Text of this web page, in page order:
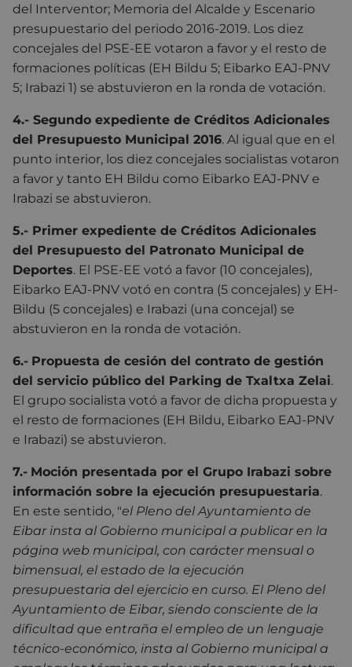
del Interventor; Memoria del Alcalde y Escenario
presupuestario del periodo 2016-2019. Los diez
concejales del PSE-EE votaron a favor y el resto de
formaciones políticas (EH Bildu 5; Eibarko EAJ-PNV
5; Irabazi 1) se abstuvieron en la ronda de votación.
4.- Segundo expediente de Créditos Adicionales
del Presupuesto Municipal 2016. Al igual que en el
punto interior, los diez concejales socialistas votaron
a favor y tanto EH Bildu como Eibarko EAJ-PNV e
Irabazi se abstuvieron.
5.- Primer expediente de Créditos Adicionales
del Presupuesto del Patronato Municipal de
Deportes. El PSE-EE votó a favor (10 concejales),
Eibarko EAJ-PNV votó en contra (5 concejales) y EH-
Bildu (5 concejales) e Irabazi (una concejal) se
abstuvieron en la ronda de votación.
6.- Propuesta de cesión del contrato de gestión
del servicio público del Parking de Txaltxa Zelai.
El grupo socialista votó a favor de dicha propuesta y
el resto de formaciones (EH Bildu, Eibarko EAJ-PNV
e Irabazi) se abstuvieron.
7.- Moción presentada por el Grupo Irabazi sobre
información sobre la ejecución presupuestaria.
En este sentido, "el Pleno del Ayuntamiento de
Eibar insta al Gobierno municipal a publicar en la
página web municipal, con carácter mensual o
bimensual, el estado de la ejecución
presupuestaria del ejercicio en curso. El Pleno del
Ayuntamiento de Eibar, siendo consciente de la
dificultad que entraña el empleo de un lenguaje
técnico-económico, insta al Gobierno municipal a